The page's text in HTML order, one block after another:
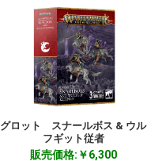
グロット スナールボス & ウル
フギット従者
販売価格:￥6,300